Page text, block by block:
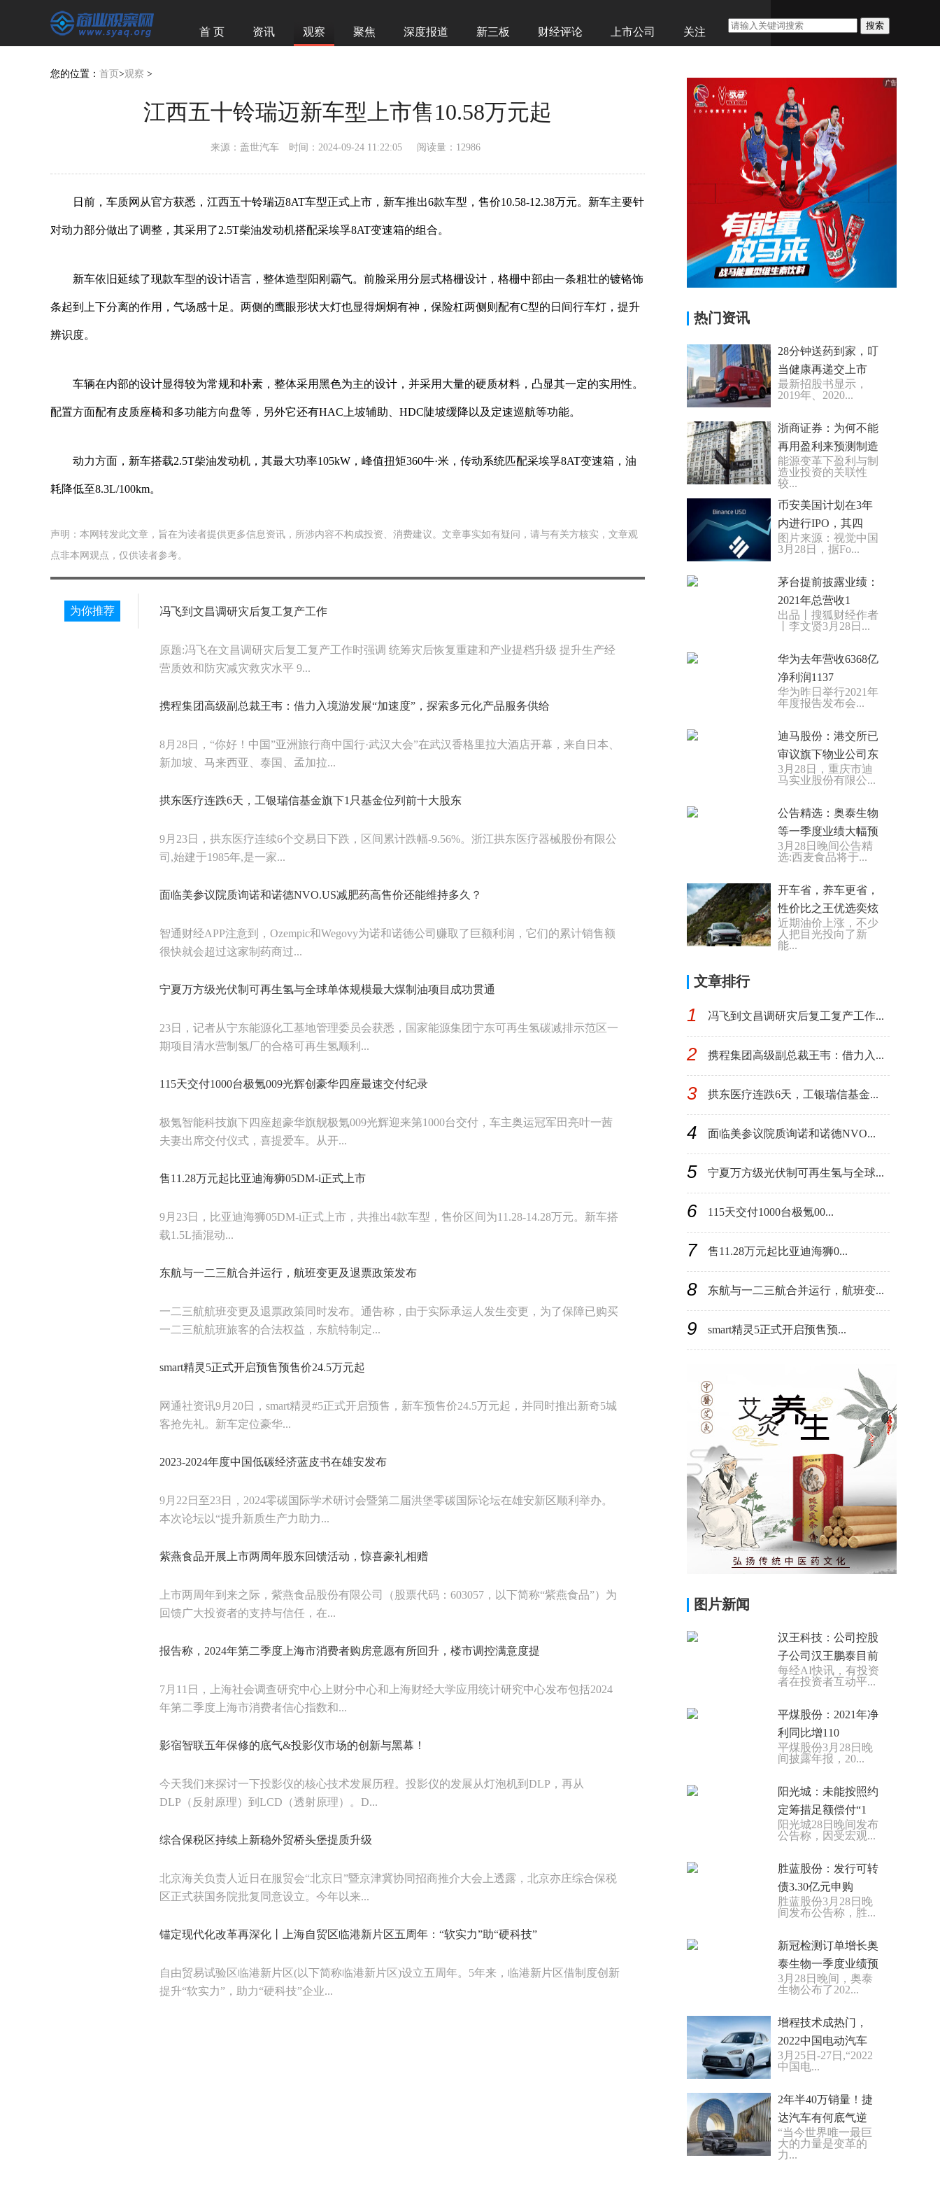
首 页 资讯 观察 聚焦 深度报道 新三板 财经评论 上市公司 关注
搜索
您的位置： 首页 >观察 >
江西五十铃瑞迈新车型上市售10.58万元起
来源：盖世汽车 时间：2024-09-24 11:22:05 阅读量：12986
日前，车质网从官方获悉，江西五十铃瑞迈8AT车型正式上市，新车推出6款车型，售价10.58-12.38万元。新车主要针
对动力部分做出了调整，其采用了2.5T柴油发动机搭配采埃孚8AT变速箱的组合。
新车依旧延续了现款车型的设计语言，整体造型阳刚霸气。前脸采用分层式格栅设计，格栅中部由一条粗壮的镀铬饰
条起到上下分离的作用，气场感十足。两侧的鹰眼形状大灯也显得炯炯有神，保险杠两侧则配有C型的日间行车灯，提升
辨识度。
车辆在内部的设计显得较为常规和朴素，整体采用黑色为主的设计，并采用大量的硬质材料，凸显其一定的实用性。
配置方面配有皮质座椅和多功能方向盘等，另外它还有HAC上坡辅助、HDC陡坡缓降以及定速巡航等功能。
动力方面，新车搭载2.5T柴油发动机，其最大功率105kW，峰值扭矩360牛·米，传动系统匹配采埃孚8AT变速箱，油
耗降低至8.3L/100km。
声明：本网转发此文章，旨在为读者提供更多信息资讯，所涉内容不构成投资、消费建议。文章事实如有疑问，请与有关方核实，文章观
点非本网观点，仅供读者参考。
为你推荐 冯飞到文昌调研灾后复工复产工作
原题:冯飞在文昌调研灾后复工复产工作时强调 统筹灾后恢复重建和产业提档升级 提升生产经
营质效和防灾减灾救灾水平 9...
携程集团高级副总裁王韦：借力入境游发展“加速度”，探索多元化产品服务供给
8月28日，“你好！中国”亚洲旅行商中国行·武汉大会”在武汉香格里拉大酒店开幕，来自日本、
新加坡、马来西亚、泰国、孟加拉...
拱东医疗连跌6天，工银瑞信基金旗下1只基金位列前十大股东
9月23日，拱东医疗连续6个交易日下跌，区间累计跌幅-9.56%。浙江拱东医疗器械股份有限公
司,始建于1985年,是一家...
面临美参议院质询诺和诺德NVO.US减肥药高售价还能维持多久？
智通财经APP注意到，Ozempic和Wegovy为诺和诺德公司赚取了巨额利润，它们的累计销售额
很快就会超过这家制药商过...
宁夏万方级光伏制可再生氢与全球单体规模最大煤制油项目成功贯通
23日，记者从宁东能源化工基地管理委员会获悉，国家能源集团宁东可再生氢碳减排示范区一
期项目清水营制氢厂的合格可再生氢顺利...
115天交付1000台极氪009光辉创豪华四座最速交付纪录
极氪智能科技旗下四座超豪华旗舰极氪009光辉迎来第1000台交付，车主奥运冠军田亮叶一茜
夫妻出席交付仪式，喜提爱车。从开...
售11.28万元起比亚迪海狮05DM-i正式上市
9月23日，比亚迪海狮05DM-i正式上市，共推出4款车型，售价区间为11.28-14.28万元。新车搭
载1.5L插混动...
东航与一二三航合并运行，航班变更及退票政策发布
一二三航航班变更及退票政策同时发布。通告称，由于实际承运人发生变更，为了保障已购买
一二三航航班旅客的合法权益，东航特制定...
smart精灵5正式开启预售预售价24.5万元起
网通社资讯9月20日，smart精灵#5正式开启预售，新车预售价24.5万元起，并同时推出新奇5城
客抢先礼。新车定位豪华...
2023-2024年度中国低碳经济蓝皮书在雄安发布
9月22日至23日，2024零碳国际学术研讨会暨第二届洪堡零碳国际论坛在雄安新区顺利举办。
本次论坛以“提升新质生产力助力...
紫燕食品开展上市两周年股东回馈活动，惊喜豪礼相赠
上市两周年到来之际，紫燕食品股份有限公司（股票代码：603057，以下简称“紫燕食品”）为
回馈广大投资者的支持与信任，在...
报告称，2024年第二季度上海市消费者购房意愿有所回升，楼市调控满意度提
7月11日，上海社会调查研究中心上财分中心和上海财经大学应用统计研究中心发布包括2024
年第二季度上海市消费者信心指数和...
影宿智联五年保修的底气&投影仪市场的创新与黑幕！
今天我们来探讨一下投影仪的核心技术发展历程。投影仪的发展从灯泡机到DLP，再从
DLP（反射原理）到LCD（透射原理）。D...
综合保税区持续上新稳外贸桥头堡提质升级
北京海关负责人近日在服贸会“北京日”暨京津冀协同招商推介大会上透露，北京亦庄综合保税
区正式获国务院批复同意设立。今年以来...
锚定现代化改革再深化丨上海自贸区临港新片区五周年：“软实力”助“硬科技”
自由贸易试验区临港新片区(以下简称临港新片区)设立五周年。5年来，临港新片区借制度创新
提升“软实力”，助力“硬科技”企业...
热门资讯
28分钟送药到家，叮
当健康再递交上市
最新招股书显示，
2019年、2020...
浙商证券：为何不能
再用盈利来预测制造
能源变革下盈利与制
造业投资的关联性
较...
币安美国计划在3年
内进行IPO，其四
图片来源：视觉中国
3月28日，据Fo...
茅台提前披露业绩：
2021年总营收1
出品丨搜狐财经作者
丨李文贤3月28日...
华为去年营收6368亿
净利润1137
华为昨日举行2021年
年度报告发布会...
迪马股份：港交所已
审议旗下物业公司东
3月28日，重庆市迪
马实业股份有限公...
公告精选：奥泰生物
等一季度业绩大幅预
3月28日晚间公告精
选:西麦食品将于...
开车省，养车更省，
性价比之王优选奕炫
近期油价上涨，不少
人把目光投向了新
能...
文章排行
1 冯飞到文昌调研灾后复工复产工作...
2 携程集团高级副总裁王韦：借力入...
3 拱东医疗连跌6天，工银瑞信基金...
4 面临美参议院质询诺和诺德NVO...
5 宁夏万方级光伏制可再生氢与全球...
6 115天交付1000台极氪00...
7 售11.28万元起比亚迪海狮0...
8 东航与一二三航合并运行，航班变...
9 smart精灵5正式开启预售预...
图片新闻
汉王科技：公司控股
子公司汉王鹏泰目前
每经AI快讯，有投资
者在投资者互动平...
平煤股份：2021年净
利同比增110
平煤股份3月28日晚
间披露年报，20...
阳光城：未能按照约
定筹措足额偿付“1
阳光城28日晚间发布
公告称，因受宏观...
胜蓝股份：发行可转
债3.30亿元申购
胜蓝股份3月28日晚
间发布公告称，胜...
新冠检测订单增长奥
泰生物一季度业绩预
3月28日晚间，奥泰
生物公布了202...
增程技术成热门，
2022中国电动汽车
3月25日-27日,“2022
中国电...
2年半40万销量！捷
达汽车有何底气逆
“当今世界唯一最巨
大的力量是变革的
力...